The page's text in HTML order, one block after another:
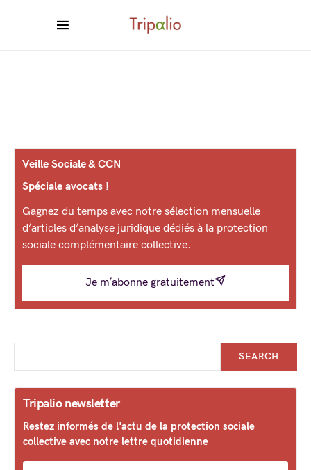
Veille Sociale & CCN
Spéciale avocats !
Gagnez du temps avec notre sélection mensuelle
d’articles d’analyse juridique dédiés à la protection
sociale complémentaire collective.
Je m’abonne gratuitement
SEARCH
Tripalio newsletter
Restez informés de l'actu de la protection sociale
collective avec notre lettre quotidienne